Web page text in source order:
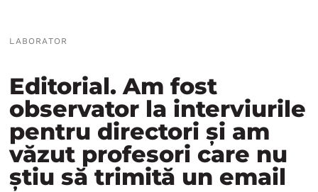
LABORATOR
Editorial. Am fost
observator la interviurile
pentru directori și am
văzut profesori care nu
știu să trimită un email